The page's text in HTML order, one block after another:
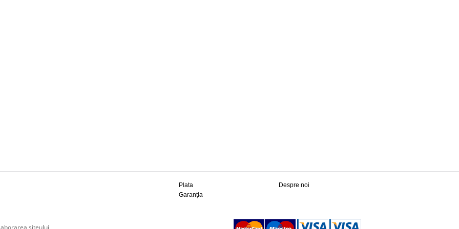
Despre noi
Plata
Garanția
siteului